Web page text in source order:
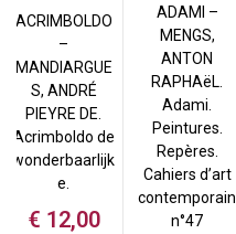
ACRIMBOLDO
–
MANDIARGUE
S, ANDRÉ
PIEYRE DE.
Acrimboldo de
wonderbaarlijk
e.
€ 12,00
ADAMI –
MENGS,
ANTON
RAPHAëL.
Adami.
Peintures.
Repères.
Cahiers d’art
contemporain
n°47